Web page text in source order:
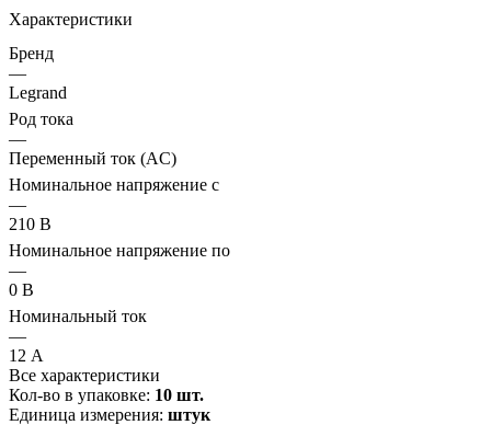
Характеристики
Бренд
—
Legrand
Род тока
—
Переменный ток (AC)
Номинальное напряжение с
—
210 В
Номинальное напряжение по
—
0 В
Номинальный ток
—
12 А
Все характеристики
Кол-во в упаковке: 10 шт.
Единица измерения: штук